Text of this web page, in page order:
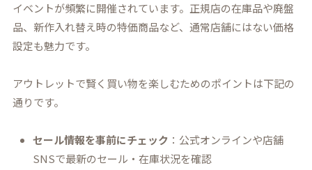
イベントが頻繁に開催されています。正規店の在庫品や廃盤
品、新作入れ替え時の特価商品など、通常店舗にはない価格
設定も魅力です。
アウトレットで賢く買い物を楽しむためのポイントは下記の
通りです。
セール情報を事前にチェック ：公式オンラインや店舗
SNSで最新のセール・在庫状況を確認